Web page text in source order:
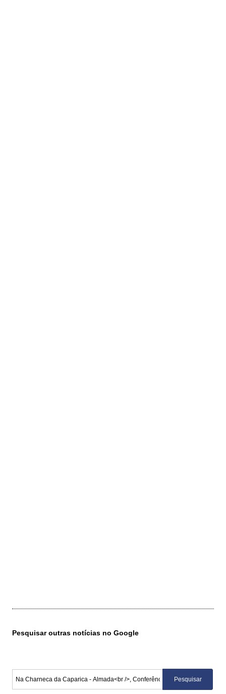
Pesquisar outras notícias no Google